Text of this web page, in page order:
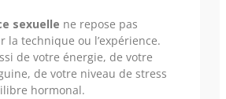
sexuelle ne repose pas
la technique ou l’expérience.
de votre énergie, de votre
de votre niveau de stress
hormonal.